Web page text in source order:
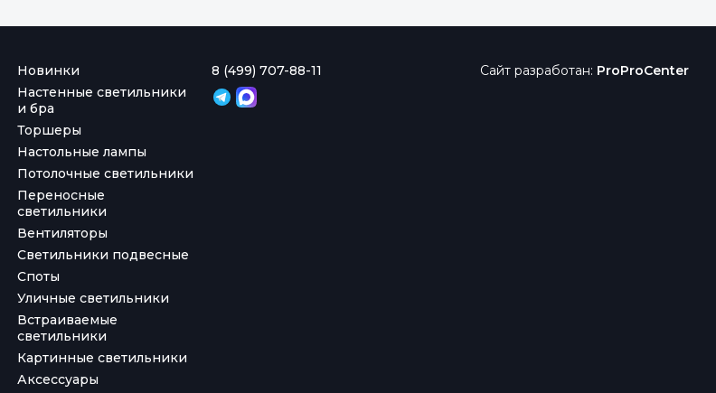
Новинки
Настенные светильники
и бра
Торшеры
Настольные лампы
Потолочные светильники
Переносные
светильники
Вентиляторы
Светильники подвесные
Споты
Уличные светильники
Встраиваемые
светильники
Картинные светильники
Аксессуары
8 (499) 707-88-11 Сайт разработан: ProProCenter